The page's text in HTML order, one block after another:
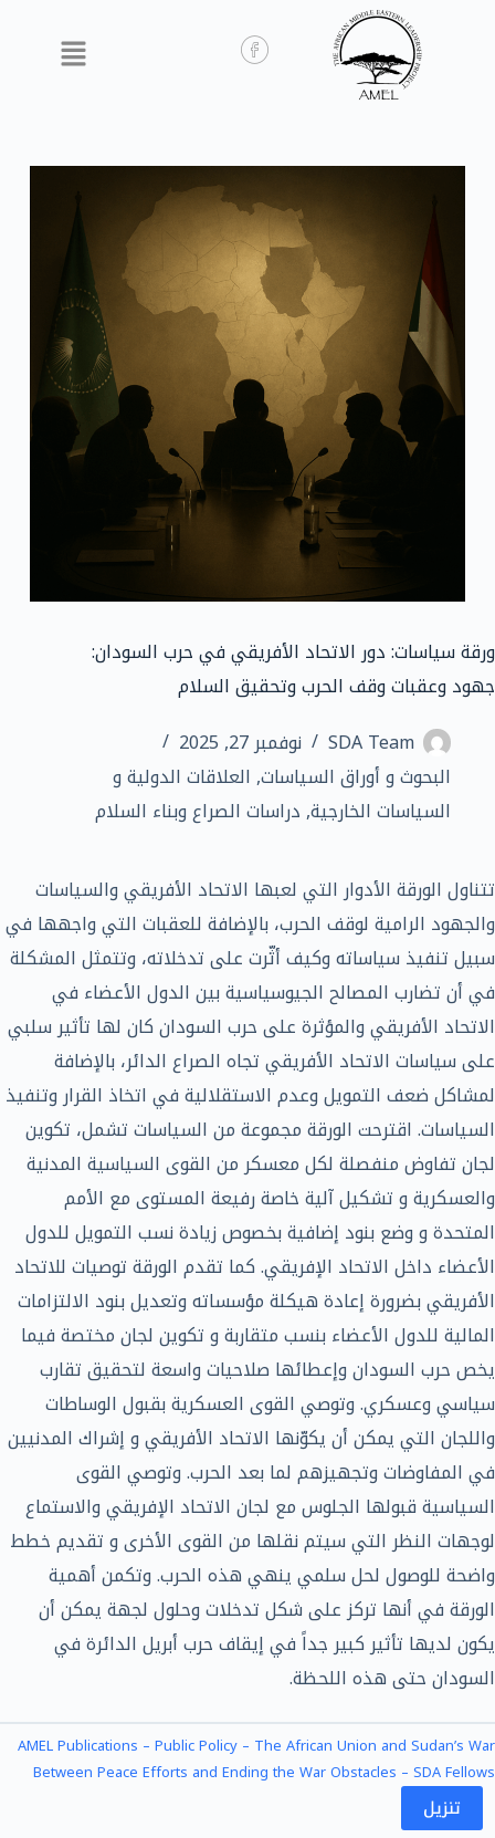
ورقة سياسات: دور الاتحاد الأفريقي في حرب السودان:
جهود وعقبات وقف الحرب وتحقيق السلام
SDA Team
نوفمبر 27, 2025
البحوث و أوراق السياسات, العلاقات الدولية و
السياسات الخارجية,دراسات الصراع وبناء السلام
تتناول الورقة الأدوار التي لعبها الاتحاد الأفريقي والسياسات
والجهود الرامية لوقف الحرب، بالإضافة للعقبات التي واجهها في
سبيل تنفيذ سياساته وكيف أثّرت على تدخلاته، وتتمثل المشكلة
في أن تضارب المصالح الجيوسياسية بين الدول الأعضاء في
الاتحاد الأفريقي والمؤثرة على حرب السودان كان لها تأثير سلبي
على سياسات الاتحاد الأفريقي تجاه الصراع الدائر، بالإضافة
لمشاكل ضعف التمويل وعدم الاستقلالية في اتخاذ القرار وتنفيذ
السياسات. اقترحت الورقة مجموعة من السياسات تشمل، تكوين
لجان تفاوض منفصلة لكل معسكر من القوى السياسية المدنية
والعسكرية و تشكيل آلية خاصة رفيعة المستوى مع الأمم
المتحدة و وضع بنود إضافية بخصوص زيادة نسب التمويل للدول
الأعضاء داخل الاتحاد الإفريقي. كما تقدم الورقة توصيات للاتحاد
الأفريقي بضرورة إعادة هيكلة مؤسساته وتعديل بنود الالتزامات
المالية للدول الأعضاء بنسب متقاربة و تكوين لجان مختصة فيما
يخص حرب السودان وإعطائها صلاحيات واسعة لتحقيق تقارب
سياسي وعسكري. وتوصي القوى العسكرية بقبول الوساطات
واللجان التي يمكن أن يكوّنها الاتحاد الأفريقي و إشراك المدنيين
في المفاوضات وتجهيزهم لما بعد الحرب. وتوصي القوى
السياسية قبولها الجلوس مع لجان الاتحاد الإفريقي والاستماع
لوجهات النظر التي سيتم نقلها من القوى الأخرى و تقديم خطط
واضحة للوصول لحل سلمي ينهي هذه الحرب. وتكمن أهمية
الورقة في أنها تركز على شكل تدخلات وحلول لجهة يمكن أن
يكون لديها تأثير كبير جداً في إيقاف حرب أبريل الدائرة في
السودان حتى هذه اللحظة.
AMEL Publications – Public Policy – The African Union and Sudan’s War
Between Peace Efforts and Ending the War Obstacles – SDA Fellows
تنزيل